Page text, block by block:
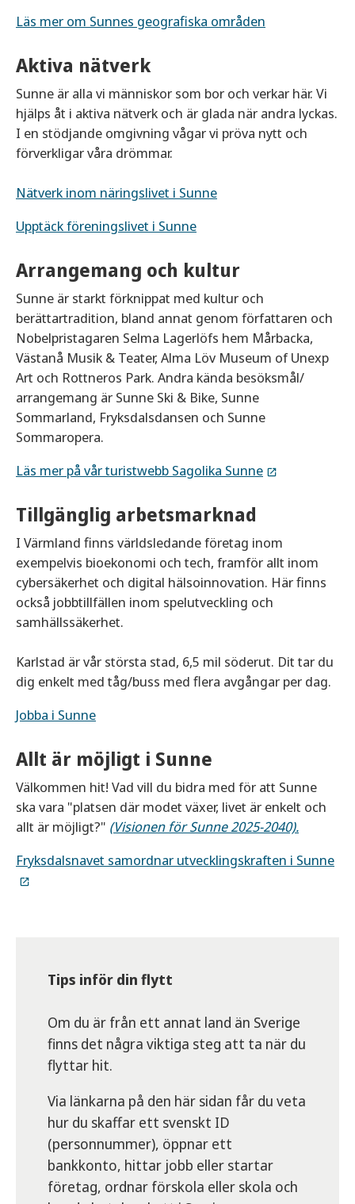
Läs mer om Sunnes geografiska områden
Aktiva nätverk
Sunne är alla vi människor som bor och verkar här. Vi
hjälps åt i aktiva nätverk och är glada när andra lyckas.
I en stödjande omgivning vågar vi pröva nytt och
förverkligar våra drömmar.
Nätverk inom näringslivet i Sunne
Upptäck föreningslivet i Sunne
Arrangemang och kultur
Sunne är starkt förknippat med kultur och
berättartradition, bland annat genom författaren och
Nobelpristagaren Selma Lagerlöfs hem Mårbacka,
Västanå Musik & Teater, Alma Löv Museum of Unexp
Art och Rottneros Park. Andra kända besöksmål/
arrangemang är Sunne Ski & Bike, Sunne
Sommarland, Fryksdalsdansen och Sunne
Sommaropera.
Läs mer på vår turistwebb Sagolika Sunne
Tillgänglig arbetsmarknad
I Värmland finns världsledande företag inom
exempelvis bioekonomi och tech, framför allt inom
cybersäkerhet och digital hälsoinnovation. Här finns
också jobbtillfällen inom spelutveckling och
samhällssäkerhet.
Karlstad är vår största stad, 6,5 mil söderut. Dit tar du
dig enkelt med tåg/buss med flera avgångar per dag.
Jobba i Sunne
Allt är möjligt i Sunne
Välkommen hit! Vad vill du bidra med för att Sunne
ska vara "platsen där modet växer, livet är enkelt och
allt är möjligt?" (Visionen för Sunne 2025-2040).
Fryksdalsnavet samordnar utvecklingskraften i Sunne
Tips inför din flytt
Om du är från ett annat land än Sverige
finns det några viktiga steg att ta när du
flyttar hit.
Via länkarna på den här sidan får du veta
hur du skaffar ett svenskt ID
(personnummer), öppnar ett
bankkonto, hittar jobb eller startar
företag, ordnar förskola eller skola och